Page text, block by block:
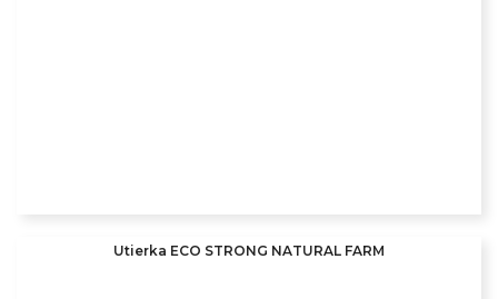
Utierka ECO STRONG NATURAL FARM